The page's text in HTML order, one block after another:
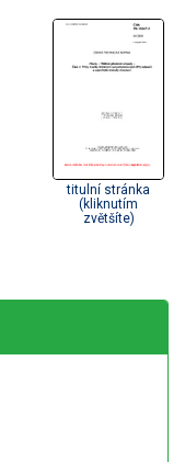
titulní stránka
(kliknutím
zvětšíte)